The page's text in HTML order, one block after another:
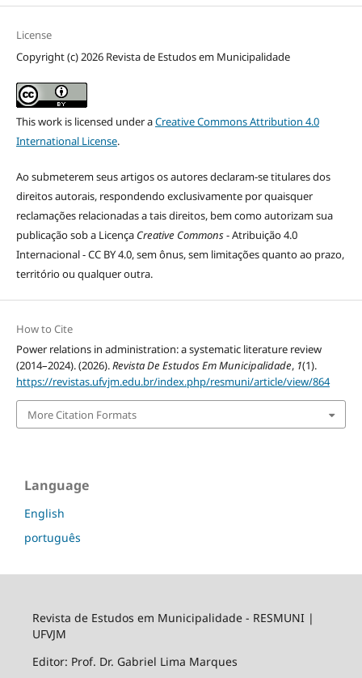
License
Copyright (c) 2026 Revista de Estudos em Municipalidade
This work is licensed under aCreative Commons Attribution 4.0
International License.
Ao submeterem seus artigos os autores declaram-se titulares dos
direitos autorais, respondendo exclusivamente por quaisquer
reclamações relacionadas a tais direitos, bem como autorizam sua
publicação sob a Licença Creative Commons- Atribuição 4.0
Internacional - CC BY 4.0, sem ônus, sem limitações quanto ao prazo,
território ou qualquer outra.
How to Cite
Power relations in administration: a systematic literature review
(2014–2024). (2026).Revista De Estudos Em Municipalidade, 1(1).
https://revistas.ufvjm.edu.br/index.php/resmuni/article/view/864
More Citation Formats
Language
English
português
Revista de Estudos em Municipalidade - RESMUNI |
UFVJM
Editor: Prof. Dr. Gabriel Lima Marques